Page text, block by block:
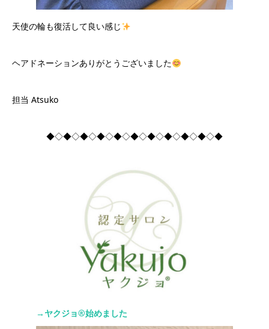
天使の輪も復活して良い感じ
ヘアドネーションありがとうございました
担当 Atsuko
◆◇◆◇◆◇◆◇◆◇◆◇◆◇◆◇◆◇◆◇◆
→ヤクジョ®︎始めました